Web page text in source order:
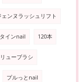
ンヌラッシュリフト
インnail 120本
ューブラシ
プルっとnail